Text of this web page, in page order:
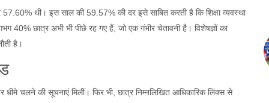
57.60% थी। इस साल की 59.57% की दर इसे साबित करती है कि शिक्षा व्यवस्था
40% छात्र अभी भी पीछे रह गए हैं, जो एक गंभीर चेतावनी है। विशेषज्ञों का
है।
चलने की सूचनाएं मिलीं। फिर भी, छात्र निम्नलिखित आधिकारिक लिंक्स से